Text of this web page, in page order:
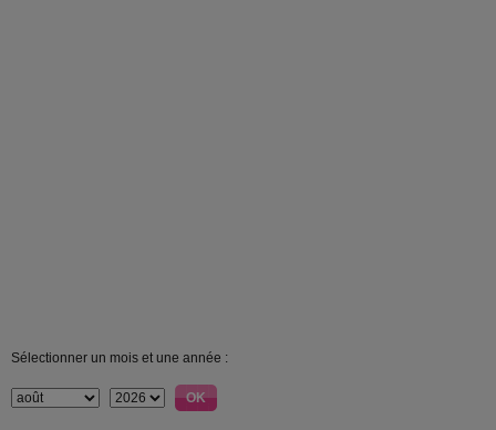
Sélectionner un mois et une année :